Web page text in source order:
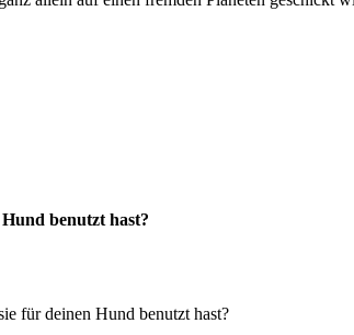
benutzt hast?